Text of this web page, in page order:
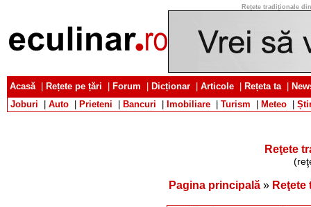
Reţete tradiţionale
Acasă| Rețete pe țări Forum Dicționar Articole Rețeta ta|
Joburi
Auto Prieteni Bancuri Imobiliare Turism Meteo
Reţete
Pagina principală » Reţete